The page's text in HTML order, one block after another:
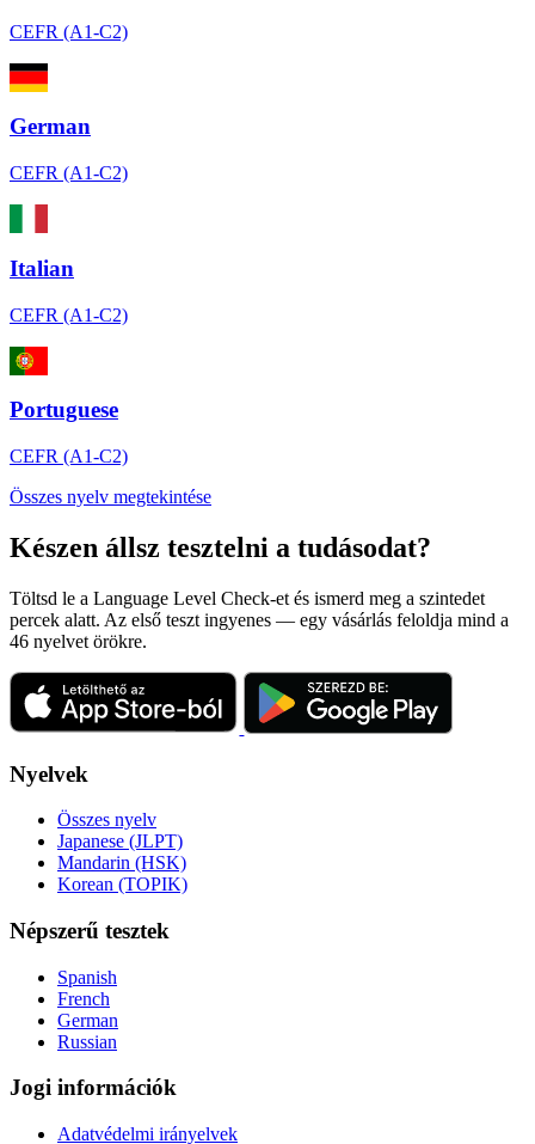
CEFR (A1-C2)
German
CEFR (A1-C2)
Italian
CEFR (A1-C2)
Portuguese
CEFR (A1-C2)
Összes nyelv megtekintése
Készen állsz tesztelni a tudásodat?
Töltsd le a Language Level Check-et és ismerd meg a szintedet
percek alatt. Az első teszt ingyenes — egy vásárlás feloldja mind a
46 nyelvet örökre.
Nyelvek
Összes nyelv
Japanese (JLPT)
Mandarin (HSK)
Korean (TOPIK)
Népszerű tesztek
Spanish
French
German
Russian
Jogi információk
Adatvédelmi irányelvek